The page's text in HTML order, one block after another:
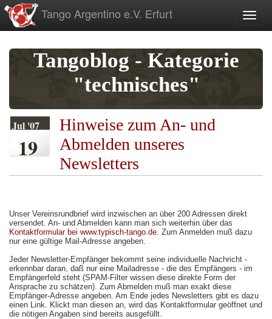
zum
Inhalt
Tango Argentino e.V. Erfurt
Tangoblog - Kategorie
"technisches"
Jul '07
19
Hinweise zum An- und
Abmelden unseres
Newsletters
Unser Vereinsrundbrief wird inzwischen an über 200 Adressen direkt
versendet. An- und Abmelden kann man sich weiterhin über das
Kontaktformular bei www.typisch-tango.de. Zum Anmelden muß dazu
nur eine gültige Mail-Adresse angeben.
Jeder Newsletter-Empfänger bekommt seine individuelle Nachricht -
erkennbar daran, daß nur eine Mailadresse - die des Empfängers - im
Empfängerfeld steht (SPAM-Filter wissen diese direkte Form der
Ansprache zu schätzen). Zum Abmelden muß man exakt diese
Empfänger-Adresse angeben. Am Ende jedes Newsletters gibt es dazu
einen Link. Klickt man diesen an, wird das Kontaktformular geöffnet und
die nötigen Angaben sind bereits ausgefüllt.